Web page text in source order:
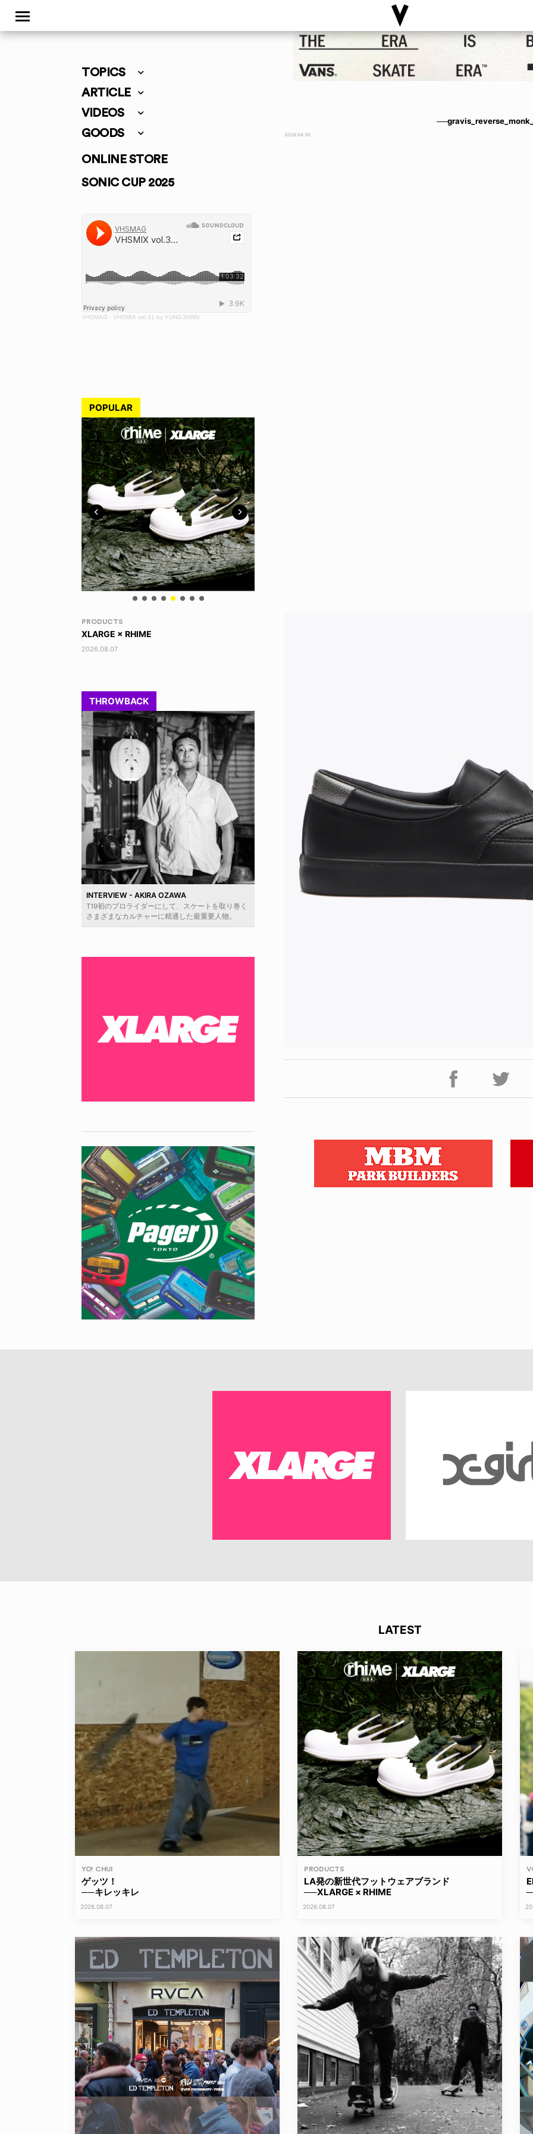
TOPICS
ARTICLE
VIDEOS
GOODS
ONLINE STORE
SONIC CUP 2025
VHSMAG · VHSMIX vol.31 by YUNGJINNN
POPULAR
RANDOM
DINOSAUR JR.
2026.08.06
THROWBACK
INTERVIEW - AKIRA OZAWA
T19初のプロライダーにして、スケートを取り巻く
さまざまなカルチャーに精通した最重要人物。
2026.04.30
LATEST
YO! CHUI
ゲッツ！
──キレッキレ
2026.08.07
PRODUCTS
LA発の新世代フットウェアブランド
──XLARGE × RHIME
2026.08.07